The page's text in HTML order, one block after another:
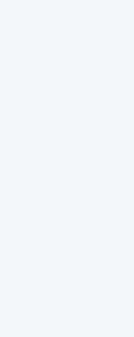
TGIF : it’s
Yes !
pouvoir relâcher la
Dès ce soir, avec la
Droits de
revirement